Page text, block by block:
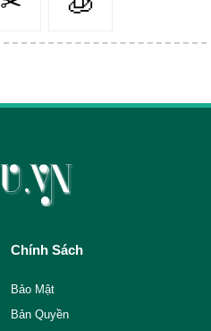
Chính Sách
Bảo Mật
Bản Quyền